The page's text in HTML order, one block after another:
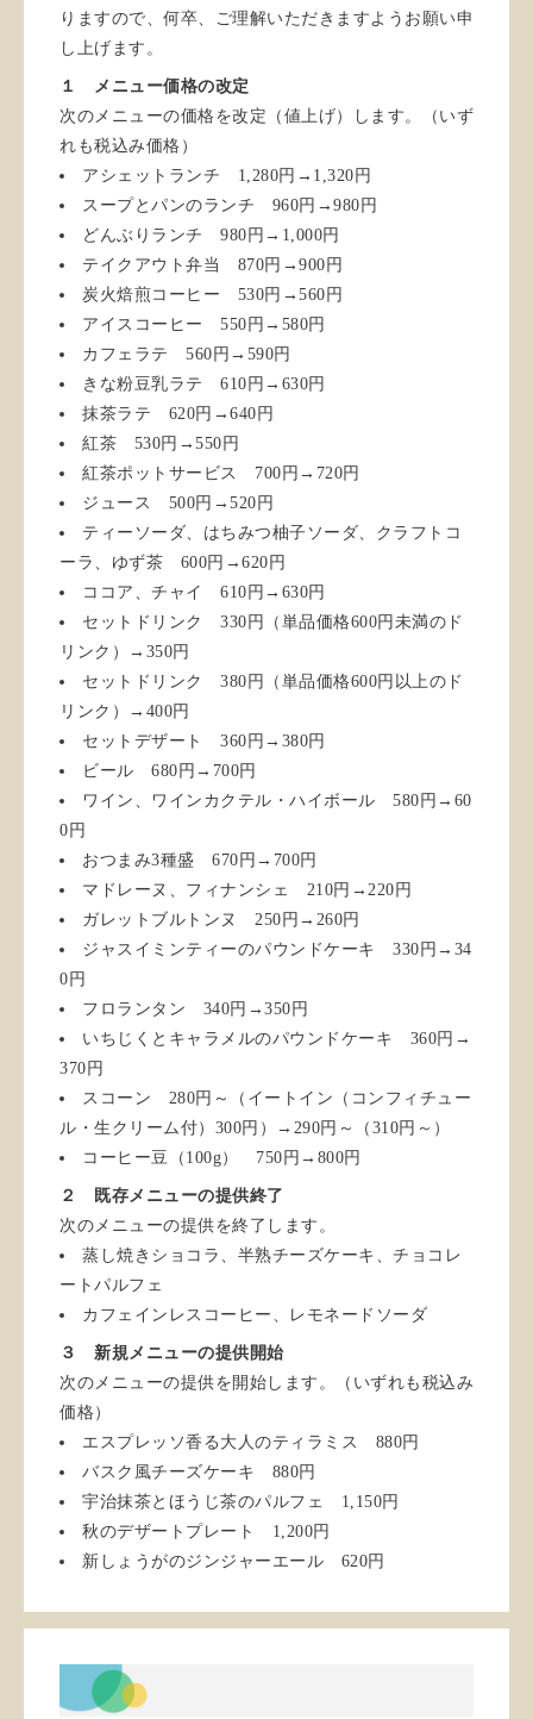
りますので、何卒、ご理解いただきますようお願い申
し上げます。
１ メニュー価格の改定
次のメニューの価格を改定（値上げ）します。（いず
れも税込み価格）
アシェットランチ 1,280円→1,320円
スープとパンのランチ 960円→980円
どんぶりランチ 980円→1,000円
テイクアウト弁当 870円→900円
炭火焙煎コーヒー 530円→560円
アイスコーヒー 550円→580円
カフェラテ 560円→590円
きな粉豆乳ラテ 610円→630円
抹茶ラテ 620円→640円
紅茶 530円→550円
紅茶ポットサービス 700円→720円
ジュース 500円→520円
ティーソーダ、はちみつ柚子ソーダ、クラフトコ
ーラ、ゆず茶 600円→620円
ココア、チャイ 610円→630円
セットドリンク 330円（単品価格600円未満のド
リンク）→350円
セットドリンク 380円（単品価格600円以上のド
リンク）→400円
セットデザート 360円→380円
ビール 680円→700円
ワイン、ワインカクテル・ハイボール 580円→60
0円
おつまみ3種盛 670円→700円
マドレーヌ、フィナンシェ 210円→220円
ガレットブルトンヌ 250円→260円
ジャスイミンティーのパウンドケーキ 330円→34
0円
フロランタン 340円→350円
いちじくとキャラメルのパウンドケーキ 360円→
370円
スコーン 280円～（イートイン（コンフィチュー
ル・生クリーム付）300円）→290円～（310円～）
コーヒー豆（100g） 750円→800円
２ 既存メニューの提供終了
次のメニューの提供を終了します。
蒸し焼きショコラ、半熟チーズケーキ、チョコレ
ートパルフェ
カフェインレスコーヒー、レモネードソーダ
３ 新規メニューの提供開始
次のメニューの提供を開始します。（いずれも税込み
価格）
エスプレッソ香る大人のティラミス 880円
バスク風チーズケーキ 880円
宇治抹茶とほうじ茶のパルフェ 1,150円
秋のデザートプレート 1,200円
新しょうがのジンジャーエール 620円